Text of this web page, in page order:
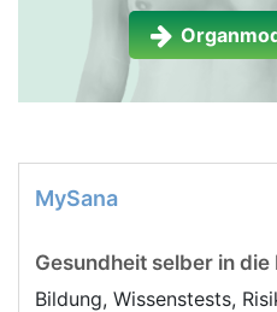
MySana
Gesundheit selber in die
Bildung, Wissenstests,